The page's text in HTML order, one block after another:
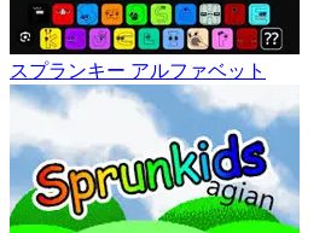
スプランキー アルファベット